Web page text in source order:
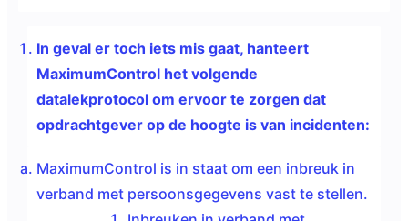
In geval er toch iets mis gaat, hanteert
MaximumControl het volgende
datalekprotocol om ervoor te zorgen dat
opdrachtgever op de hoogte is van incidenten:
MaximumControl is in staat om een inbreuk in
verband met persoonsgegevens vast te stellen.